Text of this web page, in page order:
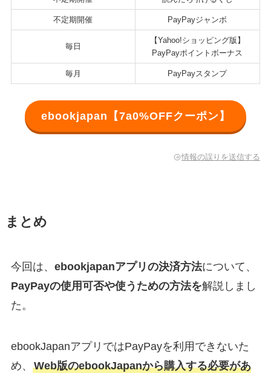
不定期開催 PayPayジャンボ
毎日
【Yahoo!ショッピング版】
PayPayポイントボーナス
毎月 PayPayスタンプ
ebookjapan【7a0%OFFクーポン】
情報の誤りを送信する
まとめ
今回は、 ebookjapanアプリの決済方法について、
PayPayの使用可否や使うための方法を解説しまし
た。
ebookJapanアプリではPayPayを利用できないた
め、 Web版のebookJapanから購入する必要があ